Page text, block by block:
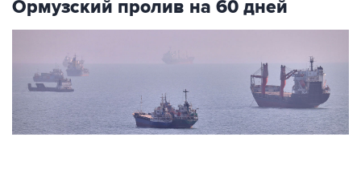
Ормузский пролив на 60 дней